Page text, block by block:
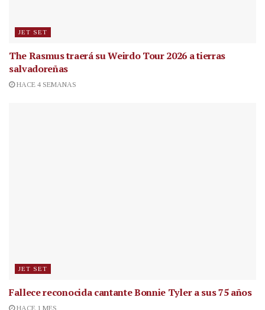
JET SET
The Rasmus traerá su Weirdo Tour 2026 a tierras
salvadoreñas
HACE 4 SEMANAS
JET SET
Fallece reconocida cantanteBonnie Tyler a sus 75 años
HACE 1 MES